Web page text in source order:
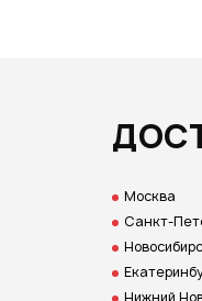
Москва
Санкт-